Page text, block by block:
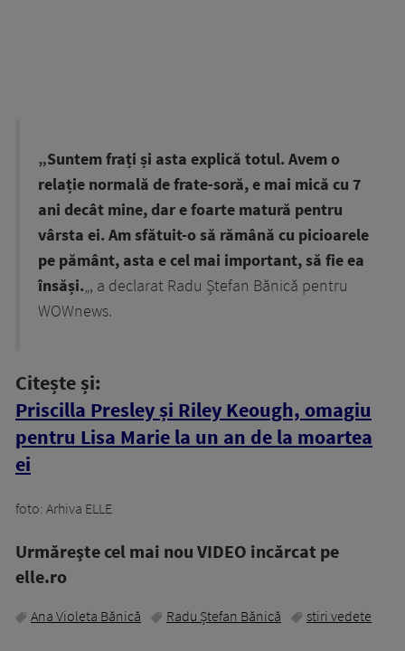
„Suntem frați și asta explică totul. Avem o
relație normală de frate-soră, e mai mică cu 7
ani decât mine, dar e foarte matură pentru
vârsta ei. Am sfătuit-o să rămână cu picioarele
pe pământ, asta e cel mai important, să fie ea
însăși.„, a declarat Radu Ștefan Bănică pentru
WOWnews.
Citește și:
Priscilla Presley și Riley Keough, omagiu
pentru Lisa Marie la un an de la moartea
ei
foto: Arhiva ELLE
Urmăreşte cel mai nou VIDEO incărcat pe
elle.ro
Ana Violeta Bănică Radu Ștefan Bănică stiri vedete